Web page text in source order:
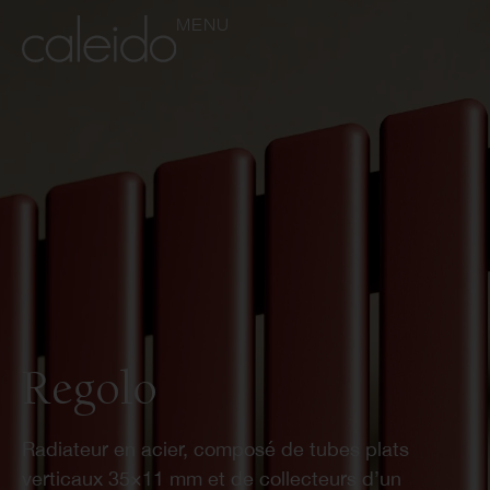
MENU
Regolo
Radiateur en acier, composé de tubes plats
verticaux 35×11 mm et de collecteurs d’un